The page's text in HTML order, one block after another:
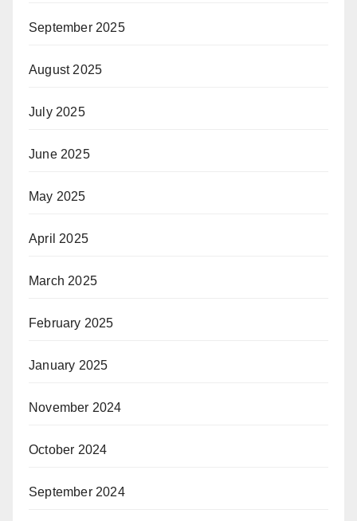
September 2025
August 2025
July 2025
June 2025
May 2025
April 2025
March 2025
February 2025
January 2025
November 2024
October 2024
September 2024